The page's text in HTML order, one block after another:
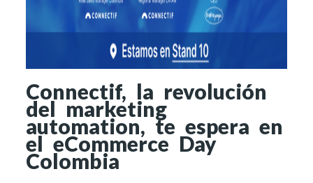
Connectif, la revolución
del marketing
automation, te espera en
el eCommerce Day
Colombia